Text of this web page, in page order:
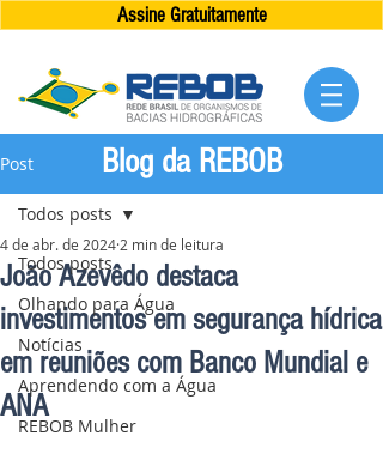
Assine Gratuitamente
Post
Todos posts
Olhando para Água
Notícias
Aprendendo com a Água
REBOB Mulher
Todos posts
João Azevêdo destaca
investimentos em segurança hídrica
em reuniões com Banco Mundial e
ANA
4 de abr. de 2024 2 min de leitura
Blog da REBOB